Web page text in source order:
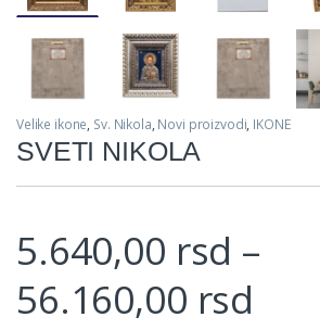
Velike ikone, Sv. Nikola, Novi proizvodi, IKONE
SVETI NIKOLA
5.640,00 rsd –
56.160,00 rsd